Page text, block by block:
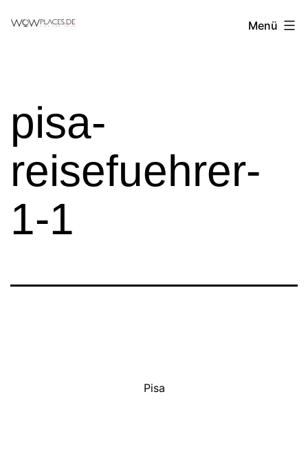
Reiseblog
Menü
pisa-
reisefuehrer-
1-1
Pisa